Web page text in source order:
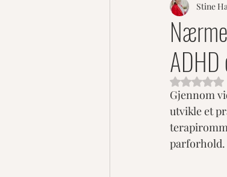
Stine
Gitt
Gjennom
utvikle et
parforhold.